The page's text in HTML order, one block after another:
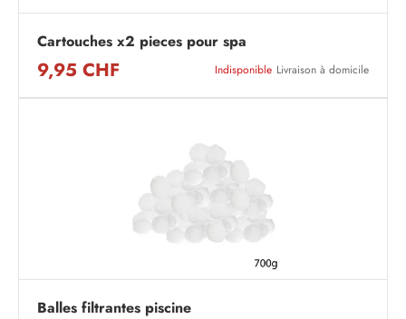
Cartouches x2 pieces pour spa
9,95 CHF Indisponible Livraison à domicile
Balles filtrantes piscine